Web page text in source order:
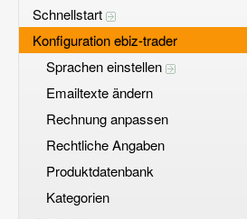
Registrieren
Einloggen
Schnellstart
Konfiguration ebiz-trader
Sprachen einstellen
Emailtexte ändern
Rechnung anpassen
Rechtliche Angaben
Produktdatenbank
Kategorien